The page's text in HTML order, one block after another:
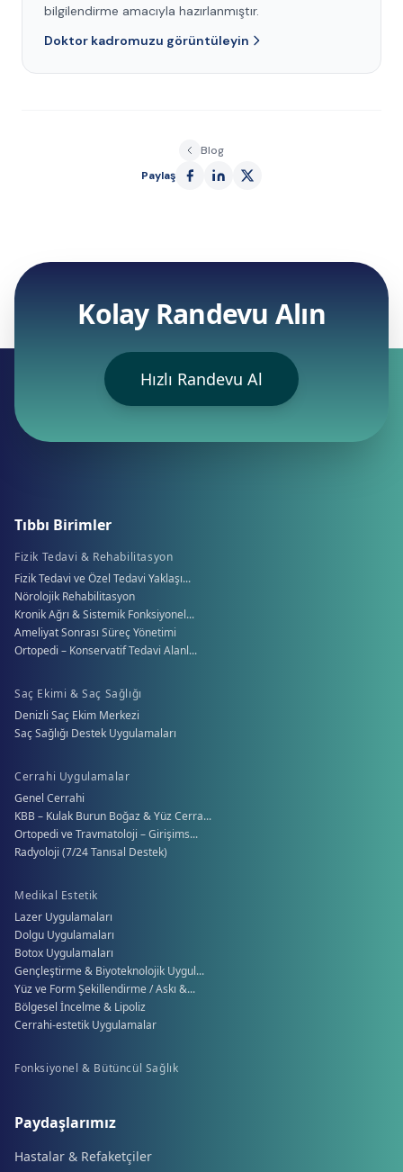
bilgilendirme amacıyla hazırlanmıştır.
Doktor kadromuzu görüntüleyin
Blog
Paylaş
Kolay Randevu Alın
Hızlı Randevu Al
Tıbbı Birimler
Fizik Tedavi & Rehabilitasyon
Fizik Tedavi ve Özel Tedavi Yaklaşı...
Nörolojik Rehabilitasyon
Kronik Ağrı & Sistemik Fonksiyonel...
Ameliyat Sonrası Süreç Yönetimi
Ortopedi – Konservatif Tedavi Alanl...
Saç Ekimi & Saç Sağlığı
Denizli Saç Ekim Merkezi
Saç Sağlığı Destek Uygulamaları
Cerrahi Uygulamalar
Genel Cerrahi
KBB – Kulak Burun Boğaz & Yüz Cerra...
Ortopedi ve Travmatoloji – Girişims...
Radyoloji (7/24 Tanısal Destek)
Medikal Estetik
Lazer Uygulamaları
Dolgu Uygulamaları
Botox Uygulamaları
Gençleştirme & Biyoteknolojik Uygul...
Yüz ve Form Şekillendirme / Askı &...
Bölgesel İncelme & Lipoliz
Cerrahi-estetik Uygulamalar
Fonksiyonel & Bütüncül Sağlık
Paydaşlarımız
Hastalar & Refaketçiler